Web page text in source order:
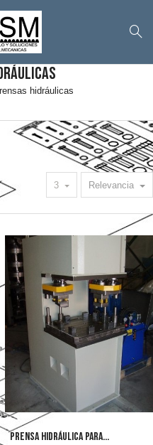
hidráulicas
3 Relevancia
PRENSA HIDRÁULICA PARA